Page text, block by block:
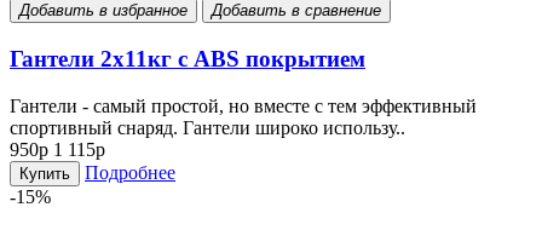
Добавить в избранное Добавить в сравнение
Гантели 2х11кг с ABS покрытием
Гантели - самый простой, но вместе с тем эффективный
спортивный снаряд. Гантели широко использу..
950р 1 115р
Купить
Подробнее
-15%